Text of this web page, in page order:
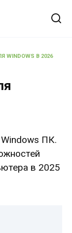
В 2026
ПК.
в 2025